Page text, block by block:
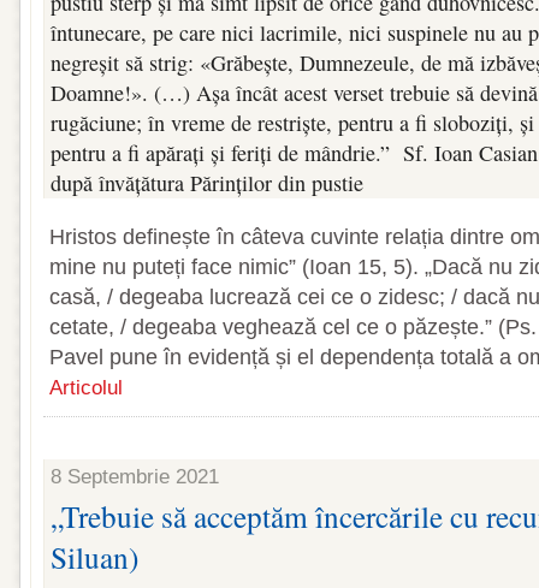
întunecare, pe care nici lacrimile, nici suspinele nu au
negreșit să strig: «Grăbește, Dumnezeule, de mă
Doamne!». (…) Așa încât acest verset trebuie să
rugăciune; în vreme de restriște, pentru a fi sloboziți,
pentru a fi apărați și feriți de mândrie.” Sf. Ioan
după învățătura Părinților din pustie
Hristos definește în câteva cuvinte relația dintre
mine nu puteți face nimic” (Ioan 15, 5). „Dacă nu
casă, / degeaba lucrează cei ce o zidesc; / dacă
cetate, / degeaba veghează cel ce o păzește.”
Pavel pune în evidență și el dependența totală a
Articolul
8 Septembrie 2021
„Trebuie să acceptăm încercările cu
Siluan)